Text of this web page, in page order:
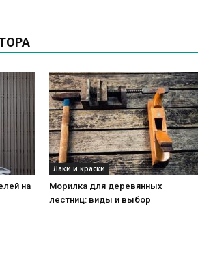
на
Лаки и краски
Морилка для деревянных
лестниц: виды и выбор